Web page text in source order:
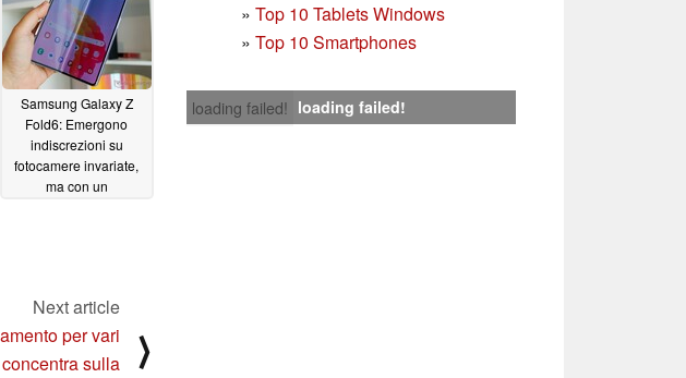
» Top 10 Tablets Windows
» Top 10 Smartphones
loading failed! loading failed!
Samsung Galaxy Z
Fold6: Emergono
indiscrezioni su
fotocamere invariate,
ma con un
Next article
per vari
sulla
⟩